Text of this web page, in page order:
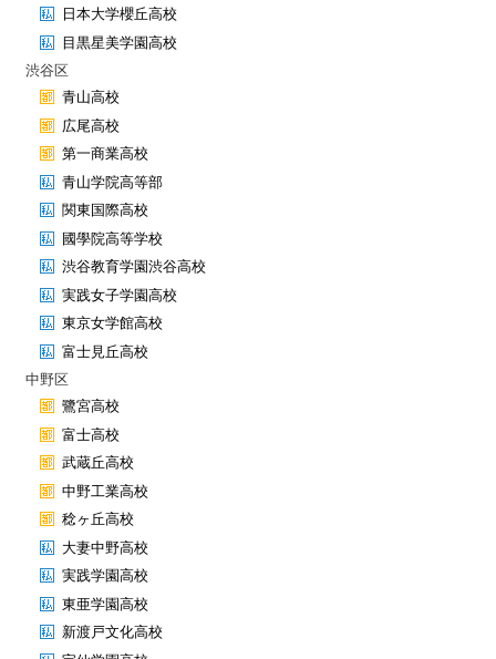
日本大学櫻丘高校
目黒星美学園高校
渋谷区
青山高校
広尾高校
第一商業高校
青山学院高等部
関東国際高校
國學院高等学校
渋谷教育学園渋谷高校
実践女子学園高校
東京女学館高校
富士見丘高校
中野区
鷺宮高校
富士高校
武蔵丘高校
中野工業高校
稔ヶ丘高校
大妻中野高校
実践学園高校
東亜学園高校
新渡戸文化高校